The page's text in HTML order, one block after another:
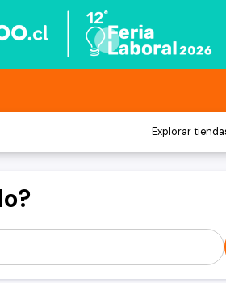
Explorar